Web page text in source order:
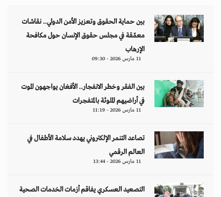
بين حماية الحقوق وتعزيز الأمن الدولي.. نقاشات
معمّقة في مجلس حقوق الإنسان حول مكافحة
الإرهاب
11 مارس 2026 - 09:30
بين الفقر وخطر الانفجار.. الأفغان يواجهون الموت
في أراضيهم الملوثة بالمتفجرات
11 مارس 2026 - 11:19
تصاعد التنمر الإلكتروني يهدد سلامة الأطفال في
العالم الرقمي
11 مارس 2026 - 13:44
التصعيد العسكري يفاقم أزمات الخدمات الصحية